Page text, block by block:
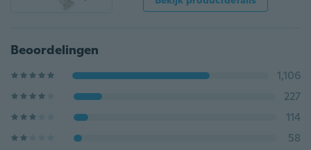
Beoordelingen
1,106
227
114
58